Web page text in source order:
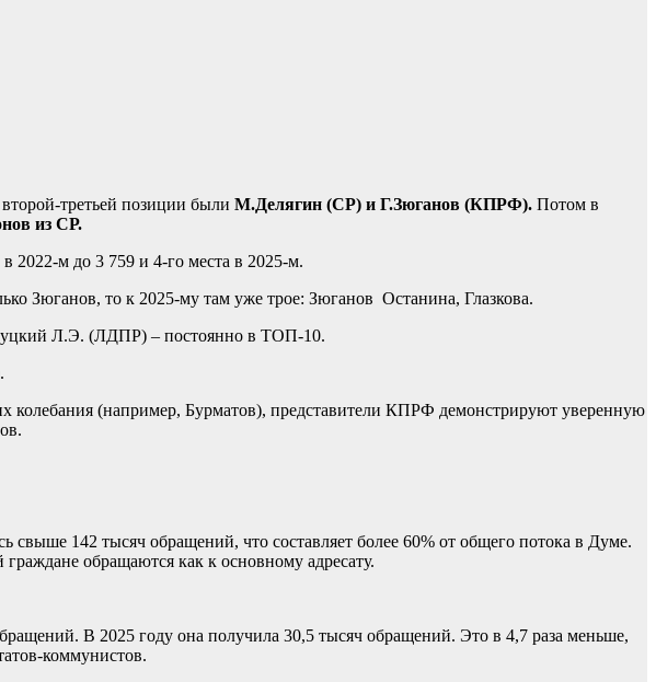
третьей позиции были М.Делягин (СР) и Г.Зюганов (КПРФ). Потом в
из СР.
2022-м до 3 759 и 4-го места в 2025-м.
Зюганов, то к 2025-му там уже трое: Зюганов Останина, Глазкова.
Л.Э. (ЛДПР) – постоянно в ТОП-10.
колебания (например, Бурматов), представители КПРФ демонстрируют уверенную
142 тысяч обращений, что составляет более 60% от общего потока в Думе.
обращаются как к основному адресату.
В 2025 году она получила 30,5 тысяч обращений. Это в 4,7 раза меньше,
коммунистов.